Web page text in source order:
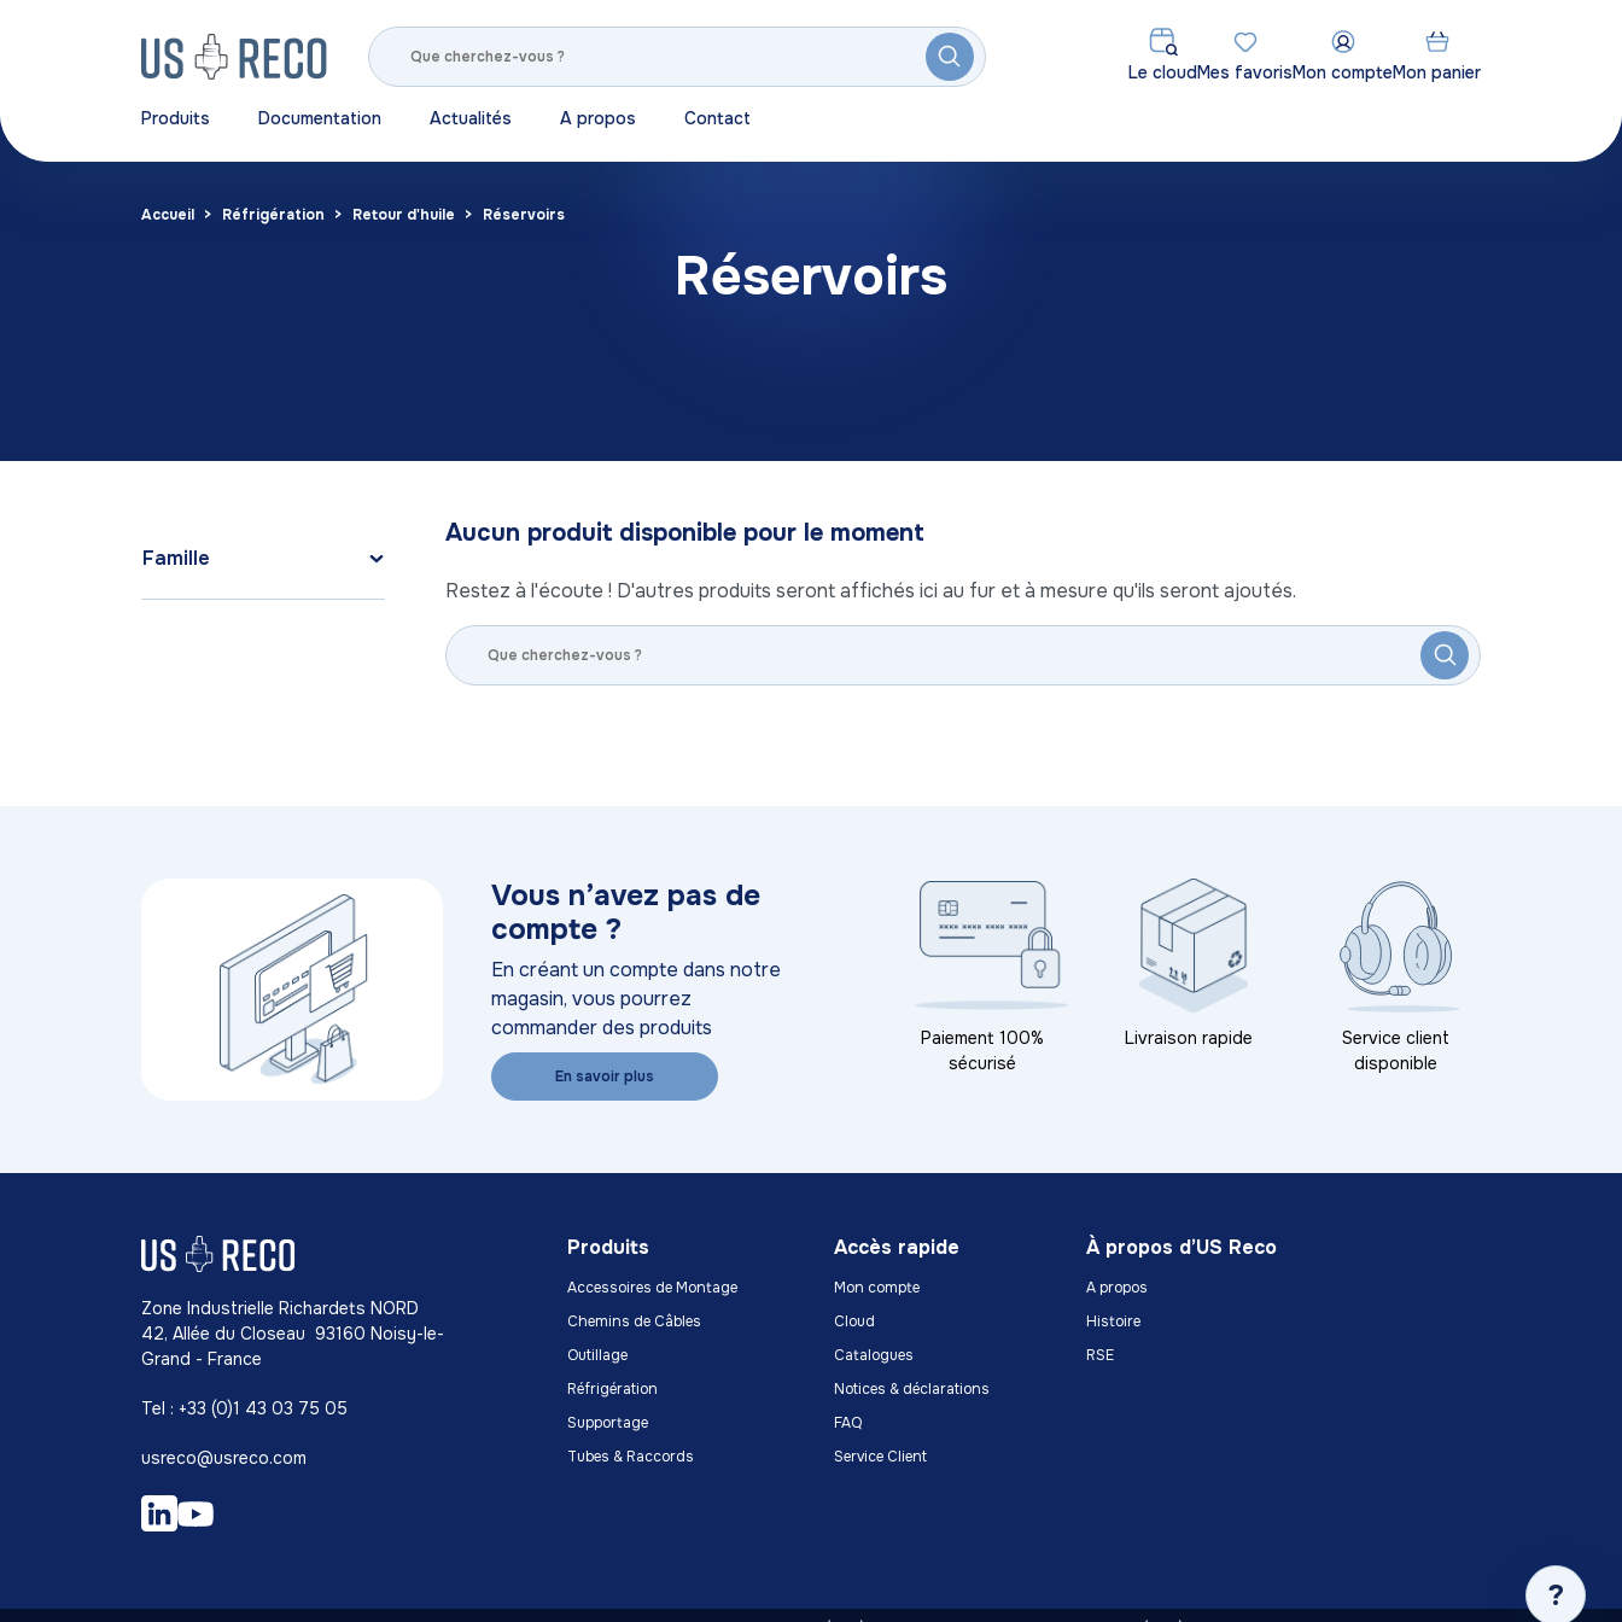
Le cloudMes favorisMon compteMon panier
Produits Documentation Actualités A propos Contact
Accueil Réfrigération Retour d'huile Réservoirs
Réservoirs
Famille
Aucun produit disponible pour le moment
Restez à l'écoute ! D'autres produits seront affichés ici au fur et à mesure qu'ils seront ajoutés.
Vous n’avez pas de
compte ?
En créant un compte dans notre
magasin, vous pourrez
commander des produits
En savoir plus
Paiement 100%
sécurisé
Livraison rapide
Service client
disponible
Zone Industrielle Richardets NORD
42, Allée du Closeau 93160 Noisy-le-
Grand - France
Tel : +33 (0)1 43 03 75 05
usreco@usreco.com
Produits
Accessoires de Montage
Chemins de Câbles
Outillage
Réfrigération
Supportage
Tubes & Raccords
Accès rapide
Mon compte
Cloud
Catalogues
Notices & déclarations
FAQ
Service Client
À propos d’US Reco
A propos
Histoire
RSE
?